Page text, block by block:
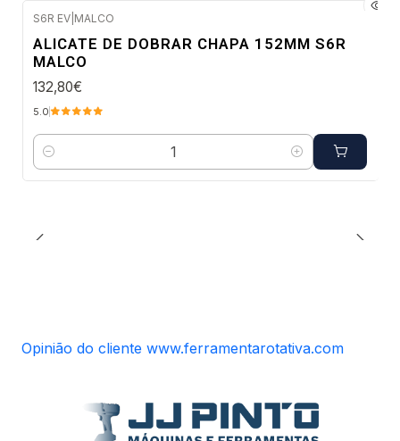
S6R EV MALCO
ALICATE DE DOBRAR CHAPA 152MM S6R
MALCO
132,80€
5.0
Quantidade
Opinião do cliente www.ferramentarotativa.com